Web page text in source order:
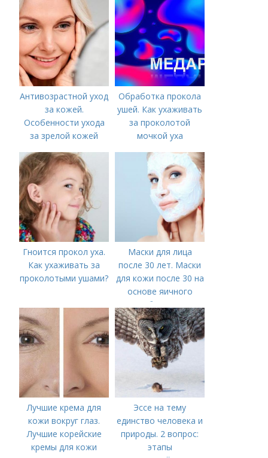
Антивозрастной уход
за кожей.
Особенности ухода
за зрелой кожей
Обработка прокола
ушей. Как ухаживать
за проколотой
мочкой уха
Гноится прокол уха.
Как ухаживать за
проколотыми ушами?
Маски для лица
после 30 лет. Маски
для кожи после 30 на
основе яичного
белка
Лучшие крема для
кожи вокруг глаз.
Лучшие корейские
кремы для кожи
Эссе на тему
единство человека и
природы. 2 вопрос:
этапы